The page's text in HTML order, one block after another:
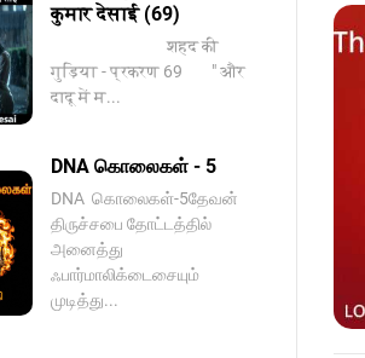
कुमार देसाई (69)
शहद की
गुड़िया - प्रकरण 69 " और
दादू में म...
DNA கொலைகள் - 5
DNA ️ கொலைகள்-5தேவன்
திருச்சபை தோட்டத்தில்
அனைத்து
ஃபார்மாலிக்டைசையும்
முடித்து...